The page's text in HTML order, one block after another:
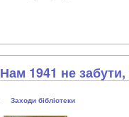
Нам 1941 не забути,
Заходи бібліотеки